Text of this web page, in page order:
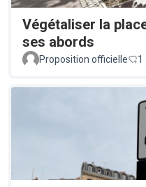
Végétaliser la
ses abords
Proposition officielle 1